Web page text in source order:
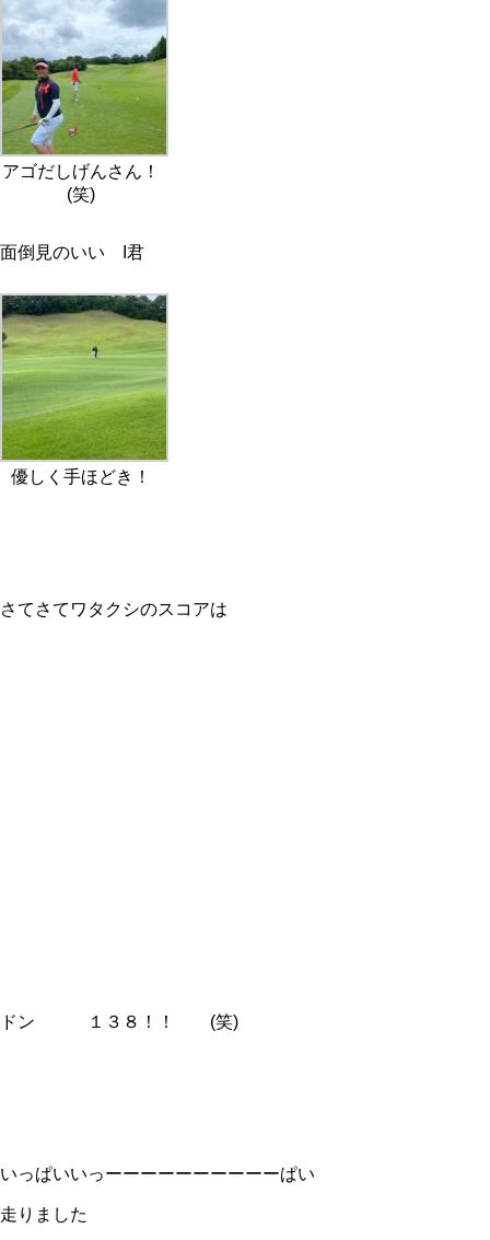
アゴだしげんさん！
(笑)
面倒見のいい I君
優しく手ほどき！
さてさてワタクシのスコアは
ドン １３８！！ (笑)
いっぱいいっーーーーーーーーーーぱい
走りました